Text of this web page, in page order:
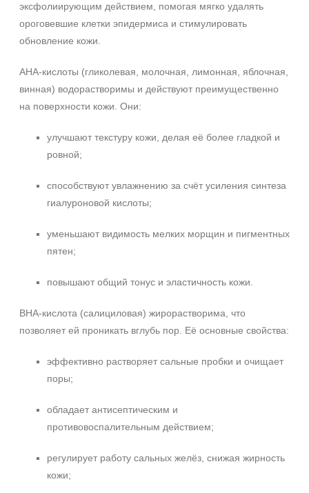
Назначение против
Воспаление
Гиперкератоз
Показать еще
Результат
Обновление клеток
Область применения
Декольте
Ингредиенты
Миндальная кислота
эксфолиирующим действием, помогая мягко удалять
ороговевшие клетки эпидермиса и стимулировать
обновление кожи.
AHA-кислоты (гликолевая, молочная, лимонная, яблочная,
винная) водорастворимы и действуют преимущественно
на поверхности кожи. Они:
улучшают текстуру кожи, делая её более гладкой и
ровной;
способствуют увлажнению за счёт усиления синтеза
гиалуроновой кислоты;
уменьшают видимость мелких морщин и пигментных
пятен;
повышают общий тонус и эластичность кожи.
BHA-кислота (салициловая) жирорастворима, что
позволяет ей проникать вглубь пор. Её основные свойства:
эффективно растворяет сальные пробки и очищает
поры;
обладает антисептическим и
противовоспалительным действием;
регулирует работу сальных желёз, снижая жирность
кожи;